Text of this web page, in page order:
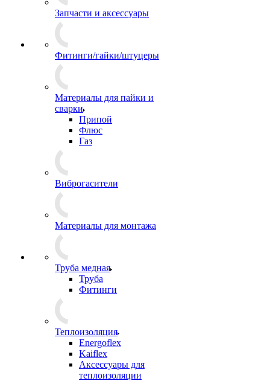
Запчасти и аксессуары
Фитинги/гайки/штуцеры
Материалы для пайки и
сварки
Припой
Флюс
Газ
Виброгасители
Материалы для монтажа
Труба медная
Труба
Фитинги
Теплоизоляция
Energoflex
Kaiflex
Аксессуары для
теплоизоляции